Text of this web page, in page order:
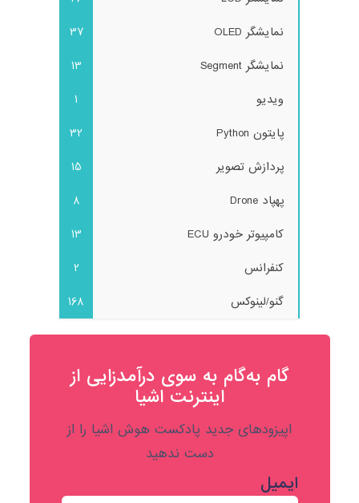
نمایشگر OLED
37
نمایشگر Segment
13
ویدیو
1
پایتون Python
32
پردازش تصویر
15
پهپاد Drone
8
کامپیوتر خودرو ECU
13
کنفرانس
2
گنو/لینوکس
168
گام به‌گام به‌ سوی درآمدزایی از
اینترنت اشیا
اپیزودهای جدید پادکست هوش اشیا را از
دست ندهید
ایمیل